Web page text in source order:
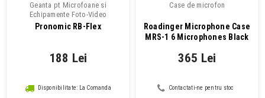
Geanta pt Microfoane si
Echipamente Foto-Video
Pronomic RB-Flex
188 Lei
Disponibilitate: La Comanda
Case de microfon
Roadinger Microphone Case
MRS-1 6 Microphones Black
365 Lei
Contactati-ne pentru stoc